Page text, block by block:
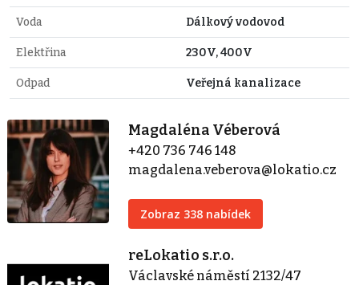
Voda Dálkový vodovod
Elektřina 230V, 400V
Odpad Veřejná kanalizace
Magdaléna Véberová
+420 736 746 148
magdalena.veberova@lokatio.cz
Zobraz 338 nabídek
reLokatio s.r.o.
Václavské náměstí 2132/47